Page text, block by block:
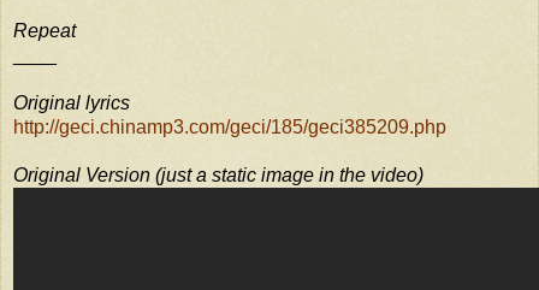
Repeat
Original lyrics
http://geci.chinamp3.com/geci/185/geci385209.php
Original Version (just a static image in the video)